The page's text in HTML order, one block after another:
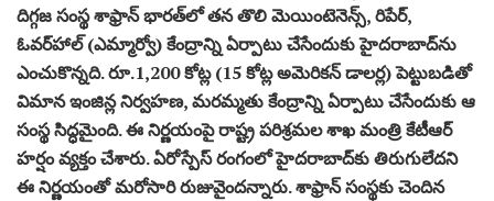
దిగ్గజ సంస్థ శాఫ్రాన్‌ భారత్‌లో తన తొలి మెయింటెనెన్స్‌, రిపేర్‌,
ఓవర్‌హాల్‌ (ఎమ్మార్వో) కేంద్రాన్ని ఏర్పాటు చేసేందుకు హైదరాబాద్‌ను
ఎంచుకొన్నది. రూ.1,200 కోట్ల (15 కోట్ల అమెరికన్‌ డాలర్ల) పెట్టుబడితో
విమాన ఇంజిన్ల నిర్వహణ, మరమ్మతు కేంద్రాన్ని ఏర్పాటు చేసేందుకు ఆ
సంస్థ సిద్ధమైంది. ఈ నిర్ణయంపై రాష్ట్ర పరిశ్రమల శాఖ మంత్రి కేటీఆర్‌
హర్షం వ్యక్తం చేశారు. ఏరోస్పేస్‌ రంగంలో హైదరాబాద్‌కు తిరుగులేదని
ఈ నిర్ణయంతో మరోసారి రుజువైందన్నారు. శాఫ్రాన్‌ సంస్థకు చెందిన